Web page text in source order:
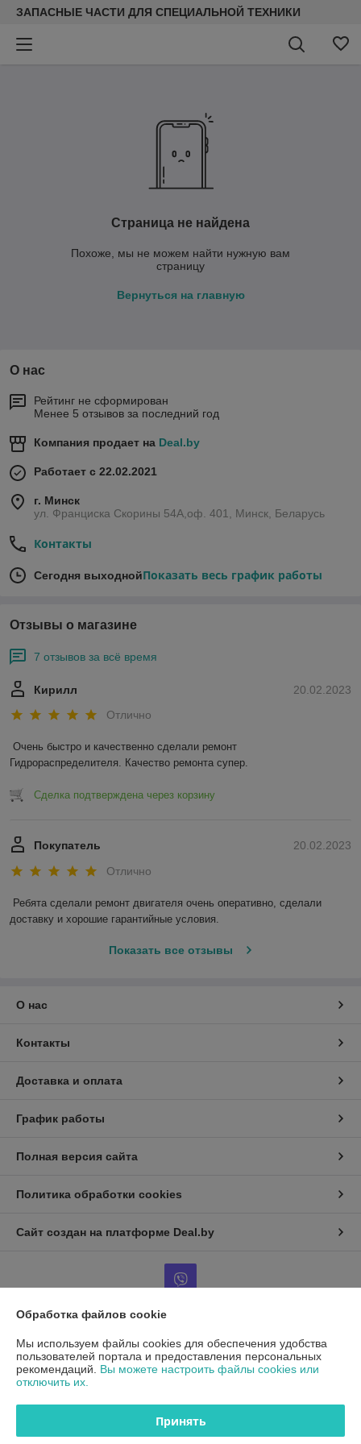
ЗАПАСНЫЕ ЧАСТИ ДЛЯ СПЕЦИАЛЬНОЙ ТЕХНИКИ
Страница не найдена
Похоже, мы не можем найти нужную вам
страницу
Вернуться на главную
О нас
Рейтинг не сформирован
Менее 5 отзывов за последний год
Компания продает на Deal.by
Работает с 22.02.2021
г. Минск
ул. Франциска Скорины 54А,оф. 401, Минск, Беларусь
Контакты
Сегодня выходнойПоказать весь график работы
Отзывы о магазине
7 отзывов за всё время
20.02.2023
Кирилл
Отлично
Очень быстро и качественно сделали ремонт
Гидрораспределителя. Качество ремонта супер.
Сделка подтверждена через корзину
20.02.2023
Покупатель
Отлично
Ребята сделали ремонт двигателя очень оперативно, сделали
доставку и хорошие гарантийные условия.
Показать все отзывы
О нас
Контакты
Доставка и оплата
График работы
Полная версия сайта
Политика обработки cookies
Сайт создан на платформе Deal.by
Информация для покупателя
Юридическое лицо: ООО"ДетальРемСервис"
220141 г. Минск, ул. Франциска Скорины 54А, офис 401
Обработка файлов cookie
Мы используем файлы cookies для обеспечения удобства
пользователей портала и предоставления персональных
рекомендаций. Вы можете настроить файлы cookies или
отключить их.
Принять